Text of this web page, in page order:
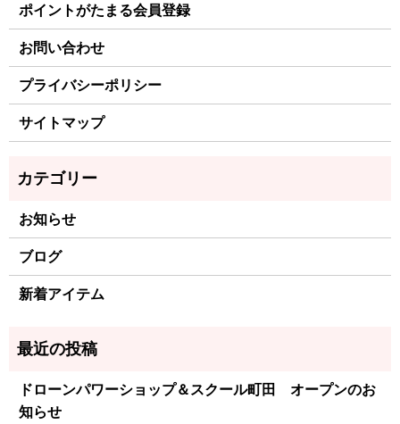
ポイントがたまる会員登録
お問い合わせ
プライバシーポリシー
サイトマップ
お知らせ
ブログ
新着アイテム
ドローンパワーショップ＆スクール町田 オープンのお
知らせ